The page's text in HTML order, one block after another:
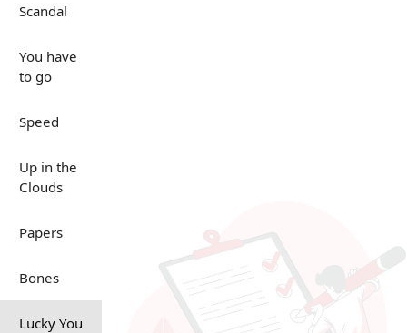
Scandal
You have
to go
Speed
Up in the
Clouds
Papers
Bones
Lucky You